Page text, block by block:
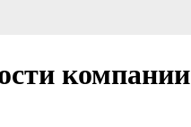
компании